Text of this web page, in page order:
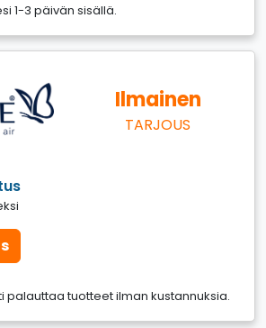
1-3 päivän sisällä.
Ilmainen
TARJOUS
palauttaa tuotteet ilman kustannuksia.